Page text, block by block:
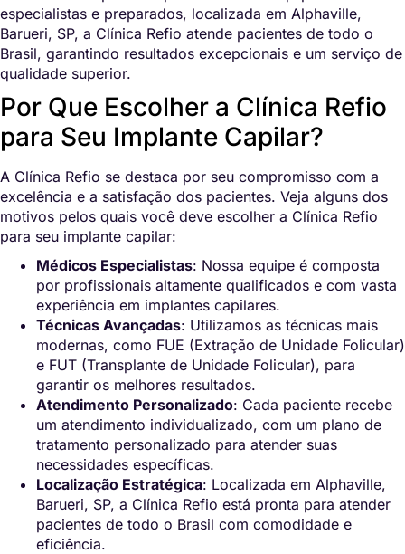
especialistas e preparados, localizada em Alphaville,
Barueri, SP, a Clínica Refio atende pacientes de todo o
Brasil, garantindo resultados excepcionais e um serviço de
qualidade superior.
Por Que Escolher a Clínica Refio
para Seu Implante Capilar?
A Clínica Refio se destaca por seu compromisso com a
excelência e a satisfação dos pacientes. Veja alguns dos
motivos pelos quais você deve escolher a Clínica Refio
para seu implante capilar:
Médicos Especialistas: Nossa equipe é composta
por profissionais altamente qualificados e com vasta
experiência em implantes capilares.
Técnicas Avançadas: Utilizamos as técnicas mais
modernas, como FUE (Extração de Unidade Folicular)
e FUT (Transplante de Unidade Folicular), para
garantir os melhores resultados.
Atendimento Personalizado: Cada paciente recebe
um atendimento individualizado, com um plano de
tratamento personalizado para atender suas
necessidades específicas.
Localização Estratégica: Localizada em Alphaville,
Barueri, SP, a Clínica Refio está pronta para atender
pacientes de todo o Brasil com comodidade e
eficiência.